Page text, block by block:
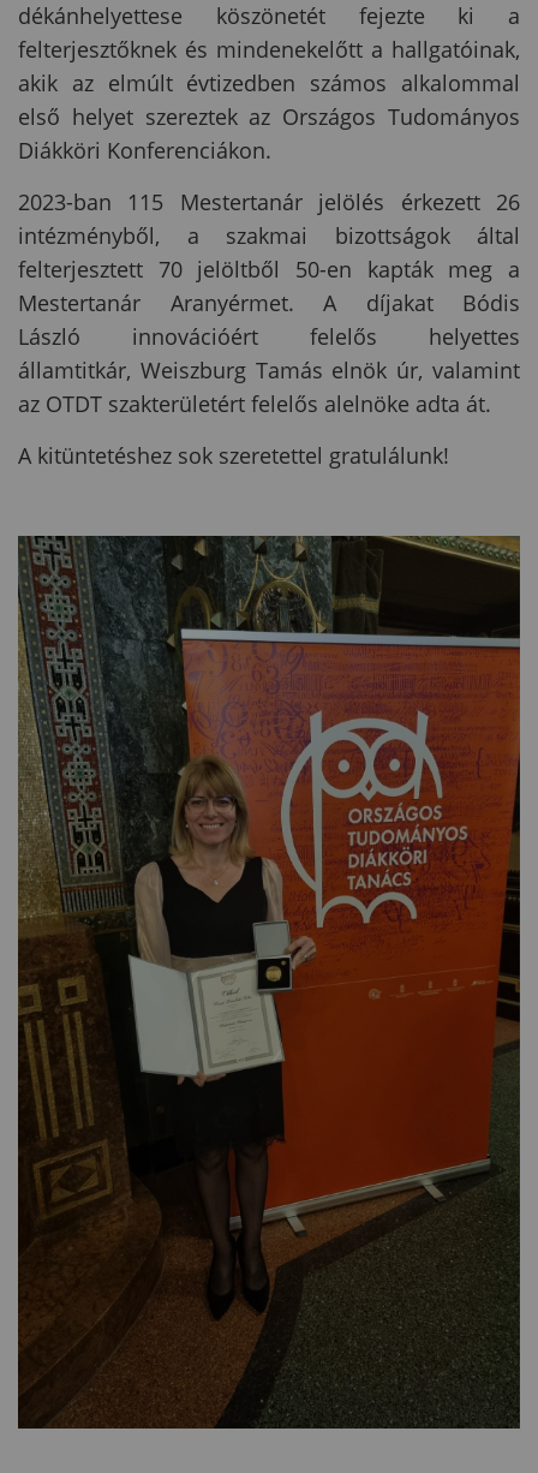
dékánhelyettese köszönetét fejezte ki a
felterjesztőknek és mindenekelőtt a hallgatóinak,
akik az elmúlt évtizedben számos alkalommal
első helyet szereztek az Országos Tudományos
Diákköri Konferenciákon.
2023-ban 115 Mestertanár jelölés érkezett 26
intézményből, a szakmai bizottságok által
felterjesztett 70 jelöltből 50-en kapták meg a
Mestertanár Aranyérmet. A díjakat Bódis
László innovációért felelős helyettes
államtitkár, Weiszburg Tamás elnök úr, valamint
az OTDT szakterületért felelős alelnöke adta át.
A kitüntetéshez sok szeretettel gratulálunk!